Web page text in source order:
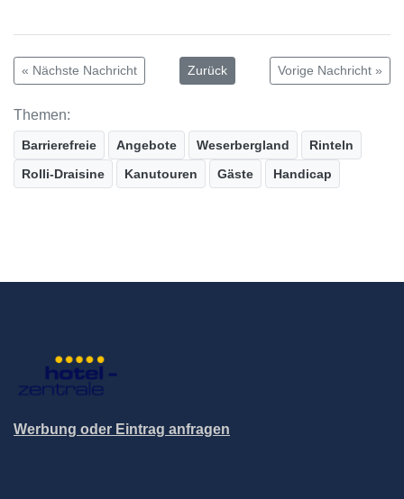
« Nächste Nachricht Zurück Vorige Nachricht »
Themen:
Barrierefreie Angebote Weserbergland
Rinteln
Rolli-Draisine
Kanutouren Gäste Handicap
Werbung oder Eintrag anfragen